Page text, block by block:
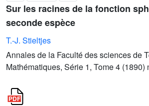
Sur les racines de la fonction
seconde espèce
T.-J. Stieltjes
Annales de la Faculté des sciences de
Mathématiques, Série 1, Tome 4 (1890)